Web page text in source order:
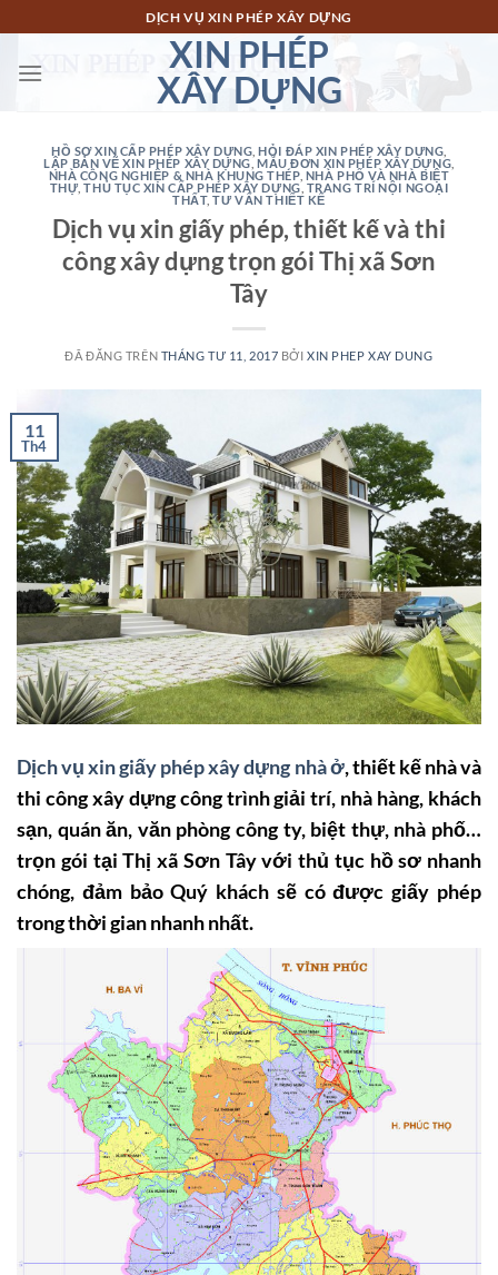
đến
nội
DỊCH VỤ XIN PHÉP XÂY DỰNG
XIN PHÉP
XÂY DỰNG
HỒ SƠ XIN CẤP PHÉP XÂY DỰNG ,HỎI ĐÁP XIN PHÉP XÂY DỰNG
LẬP BẢN VẼ XIN PHÉP XÂY DỰNG,MẪU ĐƠN XIN PHÉP XÂY DỰNG
NHÀ CÔNG NGHIỆP & NHÀ KHUNG THÉP, NHÀ PHỐ VÀ NHÀ BIỆT
THỰ ,THỦ TỤC XIN CẤP PHÉP XÂY DỰNG, TRANG TRÍ NỘI NGOẠI
THẤT,TƯ VẤN THIẾT KẾ
Dịch vụ xin giấy phép, thiết kế và thi
công xây dựng trọn gói Thị xã Sơn
Tây
ĐÃ ĐĂNG TRÊN THÁNG TƯ 11, 2017 BỞIXIN PHEP XAY DUNG
11
Th4
Dịch vụ xin giấy phép xây dựng nhà ở, thiết kế nhà và
thi công xây dựng công trình giải trí, nhà hàng, khách
sạn, quán ăn, văn phòng công ty, biệt thự, nhà phố…
trọn gói tại Thị xã Sơn Tây với thủ tục hồ sơ nhanh
chóng, đảm bảo Quý khách sẽ có được giấy phép
trong thời gian nhanh nhất.